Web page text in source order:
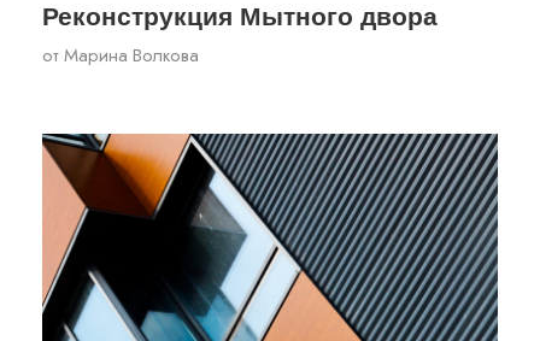
Реконструкция Мытного двора
отМарина Волкова